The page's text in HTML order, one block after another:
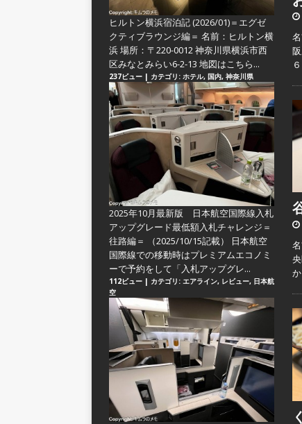
ヒルトン横浜宿泊記 (2026/01)＝エグゼ
クティブラウンジ編＝ 名前：ヒルトン横
浜 場所：〒220-0012 神奈川県横浜市西
区みなとみらい6-2-13 地図はこちら...
237ビュー | カテゴリ: ホテル, 国内, 神奈川県
2025年10月最新版 日本航空国際線入札
アップグレード最低額入札チャレンジ＝
往路編＝
（2025/10/15記載） 日本航空
国際線での移動時はプレミアムエコノミ
ーで予約をして「入札アップグレ...
112ビュー | カテゴリ: エアライン, レビュー, 日本航
空